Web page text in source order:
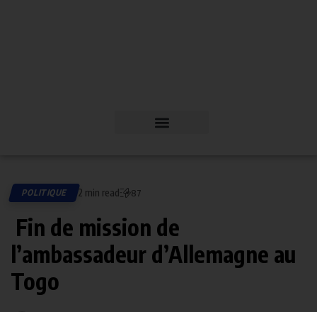
POLITIQUE 2 min read 87
Fin de mission de
l’ambassadeur d’Allemagne au
Togo